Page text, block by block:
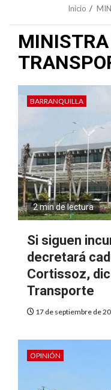
Inicio
BARRANQUILLA
2 min de lectura
Si siguen
decretará
Cortissoz,
Transporte
17 de septiembre de
OPINIÓN